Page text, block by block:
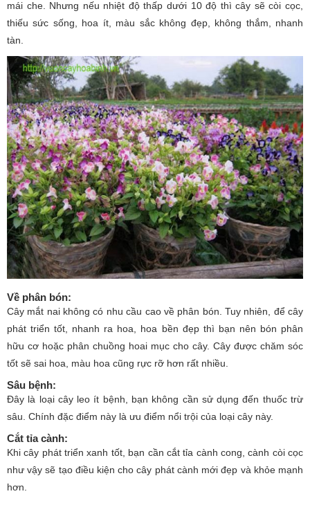
mái che. Nhưng nếu nhiệt độ thấp dưới 10 độ thì cây sẽ còi cọc,
thiếu sức sống, hoa ít, màu sắc không đẹp, không thắm, nhanh
tàn.
Về phân bón:
Cây mắt nai không có nhu cầu cao về phân bón. Tuy nhiên, để cây
phát triển tốt, nhanh ra hoa, hoa bền đẹp thì bạn nên bón phân
hữu cơ hoặc phân chuồng hoai mục cho cây. Cây được chăm sóc
tốt sẽ sai hoa, màu hoa cũng rực rỡ hơn rất nhiều.
Sâu bệnh:
Đây là loại cây leo ít bệnh, bạn không cần sử dụng đến thuốc trừ
sâu. Chính đặc điểm này là ưu điểm nổi trội của loại cây này.
Cắt tỉa cành:
Khi cây phát triển xanh tốt, bạn cần cắt tỉa cành cong, cành còi cọc
như vậy sẽ tạo điều kiện cho cây phát cành mới đẹp và khỏe mạnh
hơn.